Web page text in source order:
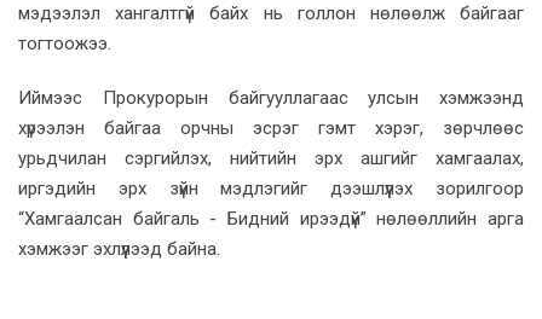
мэдээлэл хангалтгүй байх нь голлон нөлөөлж байгааг
тогтоожээ.
Иймээс Прокурорын байгууллагаас улсын хэмжээнд
хүрээлэн байгаа орчны эсрэг гэмт хэрэг, зөрчлөөс
урьдчилан сэргийлэх, нийтийн эрх ашгийг хамгаалах,
иргэдийн эрх зүйн мэдлэгийг дээшлүүлэх зорилгоор
“Хамгаалсан байгаль - Бидний ирээдүй” нөлөөллийн арга
хэмжээг эхлүүлээд байна.